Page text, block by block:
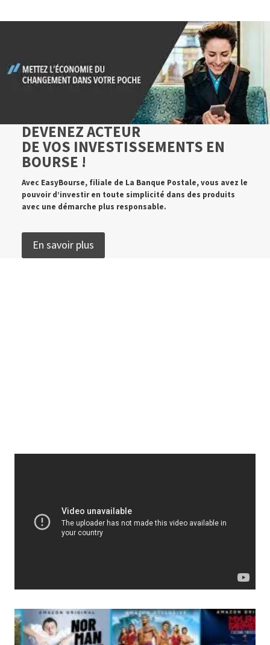
DEVENEZ ACTEUR
DE VOS INVESTISSEMENTS EN
BOURSE !
Avec EasyBourse, filiale de La Banque Postale, vous avez le
pouvoir d’investir en toute simplicité dans des produits
avec une démarche plus responsable.
En savoir plus